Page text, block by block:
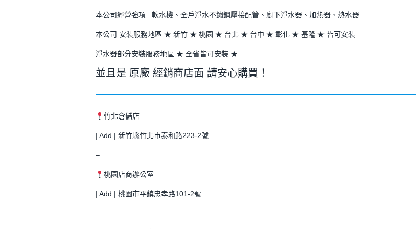
本公司經營強項 : 軟水機、全戶淨水不鏽鋼壓接配管、廚下淨水器、加熱器、熱水器
本公司 安裝服務地區 ★ 新竹 ★ 桃園 ★ 台北 ★ 台中 ★ 彰化 ★ 基隆 ★ 皆可安裝
淨水器部分安裝服務地區 ★ 全省皆可安裝 ★
並且是 原廠 經銷商店面 請安心購買！
竹北倉儲店
| Add | 新竹縣竹北市泰和路223-2號
–
桃園店商辦公室
| Add | 桃園市平鎮忠孝路101-2號
–